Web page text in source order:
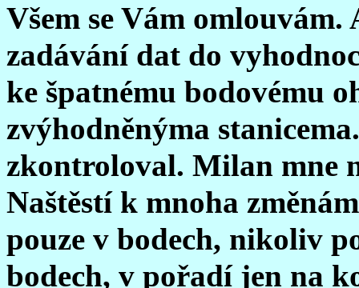
Všem se Vám
zadávání dat do
ke špatnému bodovému
zvýhodněnýma
zkontroloval. Milan mne
Naštěstí k mnoha
pouze v bodech, nikoliv
bodech, v pořadí jen na